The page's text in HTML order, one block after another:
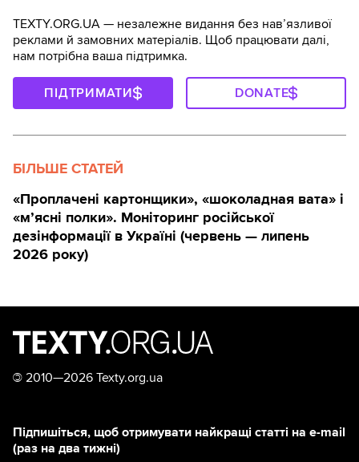
TEXTY.ORG.UA — незалежне видання без навʼязливої
реклами й замовних матеріалів. Щоб працювати далі,
нам потрібна ваша підтримка.
ПІДТРИМАТИ DONATE
БІЛЬШЕ СТАТЕЙ
«Проплачені картонщики», «шоколадная вата» і
«м’ясні полки». Моніторинг російської
дезінформації в Україні (червень — липень
2026 року)
© 2010—2026 Texty.org.ua
Підпишіться, щоб отримувати найкращі статті на e-mail
(раз на два тижні)